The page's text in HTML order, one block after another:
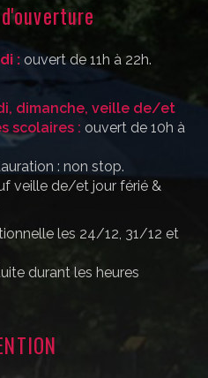
: ouvert de 11h à 22h.
dimanche, veille de/et
scolaires : ouvert de 10h à
: non stop.
veille de/et jour férié &
les 24/12, 31/12 et
durant les heures